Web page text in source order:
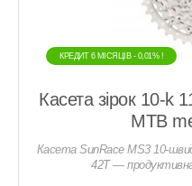
КРЕДИТ 6 МIСЯЦIВ - 0,01% !
Касета зірок 10-k
MTB
Касета SunRace MS3 10-
42T — продуктивна